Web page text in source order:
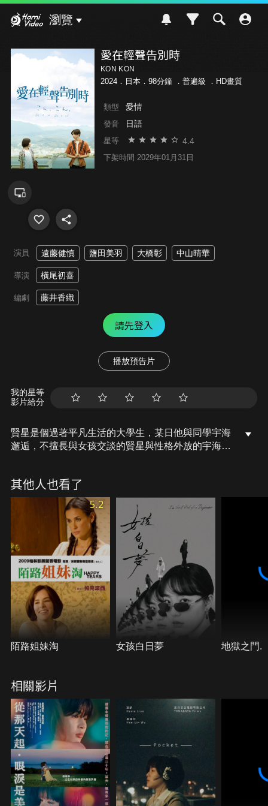
瀏覽
愛在輕聲告別時
KON KON
2024．日本．98分鐘 ． 普遍級 ．HD畫質
類型 愛情
發音 日語
星等 4.4
下架時間 2029年01月31日
演員 遠藤健慎 鹽田美羽 大橋彰 中山晴華
導演 橫尾初喜
編劇 藤井香織
請先登入
播放預告片
我的星等
影片給分
賢星是個過著平凡生活的大學生，某日他與同學宇海
邂逅，不擅長與女孩交談的賢星與性格外放的宇海互
充滿活力、給予賢星滿滿愛意的宇海，究竟背負著什
麼不為人知重擔？
其他人也看了
5.2
陌路姐妹淘 女孩白日夢 地獄之門.
相關影片